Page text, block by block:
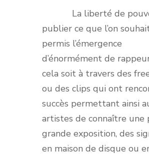
La liberté de
publier ce que l’on
permis l’émergence
d’énormément de
cela soit à travers des
ou des clips qui ont
succès permettant ainsi
artistes de connaître une
grande exposition, des
en maison de disque ou